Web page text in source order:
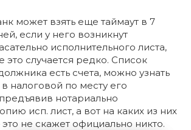
может взять еще таймаут в 7
если у него возникнут
исполнительного листа,
это случается редко. Список
есть счета, можно узнать
налоговой по месту его
нотариально
исп. лист, а вот на каких из них
не скажет официально никто.